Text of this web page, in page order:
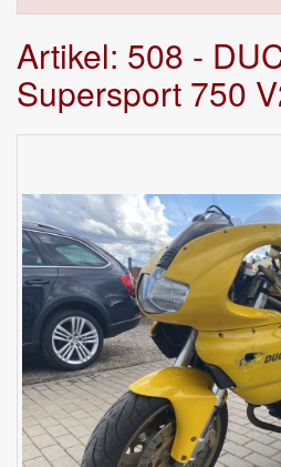
Artikel: 508 -
Supersport 750